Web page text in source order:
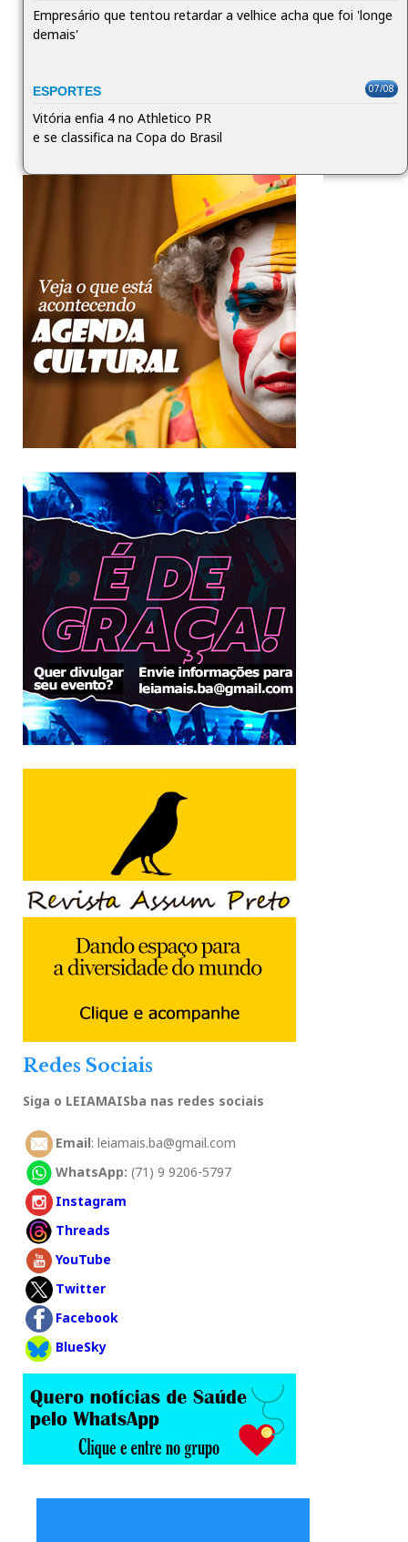
Empresário que tentou retardar a velhice acha que foi 'longe
demais'
ESPORTES 07/08
Vitória enfia 4 no Athletico PR
e se classifica na Copa do Brasil
Redes Sociais
Siga o LEIAMAISba nas redes sociais
Email: leiamais.ba@gmail.com
WhatsApp: (71) 9 9206-5797
Instagram
Threads
YouTube
Twitter
Facebook
BlueSky